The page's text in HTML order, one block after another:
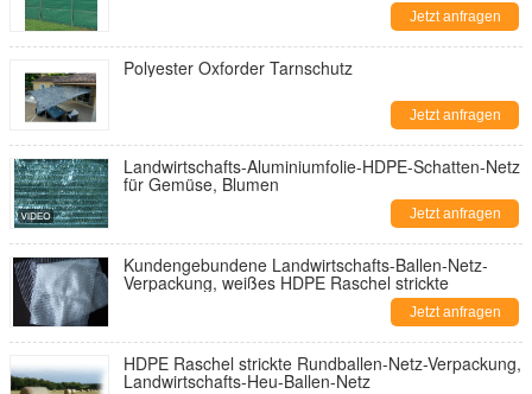
Jetzt anfragen
Polyester Oxforder Tarnschutz
Jetzt anfragen
Landwirtschafts-Aluminiumfolie-HDPE-Schatten-Netz
für Gemüse, Blumen
Jetzt anfragen
Kundengebundene Landwirtschafts-Ballen-Netz-
Verpackung, weißes HDPE Raschel strickte
Jetzt anfragen
HDPE Raschel strickte Rundballen-Netz-Verpackung,
Landwirtschafts-Heu-Ballen-Netz